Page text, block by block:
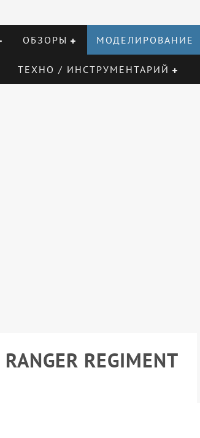
ОБЗОРЫ МОДЕЛИРОВАНИЕ
ТЕХНО / ИНСТРУМЕНТАРИЙ
REGIMENT